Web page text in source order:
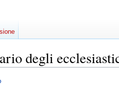
degli